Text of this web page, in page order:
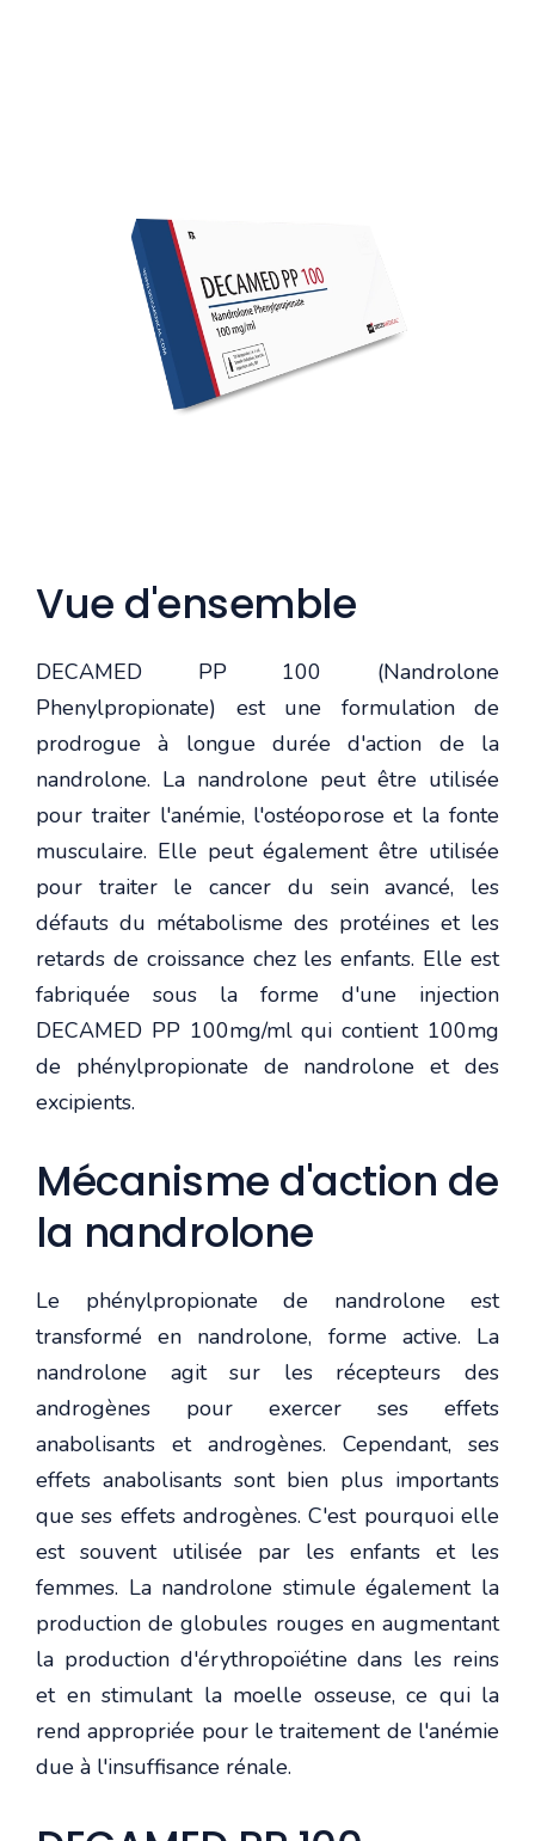
Vue d'ensemble
DECAMED PP 100 (Nandrolone
Phenylpropionate) est une formulation de
prodrogue à longue durée d'action de la
nandrolone. La nandrolone peut être utilisée
pour traiter l'anémie, l'ostéoporose et la fonte
musculaire. Elle peut également être utilisée
pour traiter le cancer du sein avancé, les
défauts du métabolisme des protéines et les
retards de croissance chez les enfants. Elle est
fabriquée sous la forme d'une injection
DECAMED PP 100mg/ml qui contient 100mg
de phénylpropionate de nandrolone et des
excipients.
Mécanisme d'action de
la nandrolone
Le phénylpropionate de nandrolone est
transformé en nandrolone, forme active. La
nandrolone agit sur les récepteurs des
androgènes pour exercer ses effets
anabolisants et androgènes. Cependant, ses
effets anabolisants sont bien plus importants
que ses effets androgènes. C'est pourquoi elle
est souvent utilisée par les enfants et les
femmes. La nandrolone stimule également la
production de globules rouges en augmentant
la production d'érythropoïétine dans les reins
et en stimulant la moelle osseuse, ce qui la
rend appropriée pour le traitement de l'anémie
due à l'insuffisance rénale.